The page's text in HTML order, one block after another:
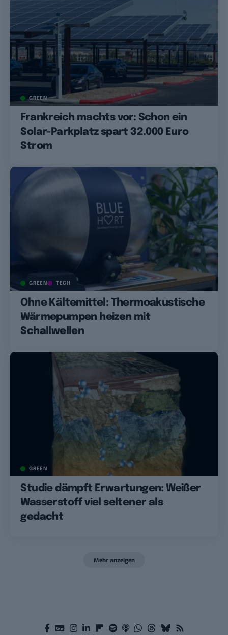
GREEN
Frankreich machts vor: Schon ein
Solar-Parkplatz spart 32.000 Euro
Strom
GREEN TECH
Ohne Kältemittel: Thermoakustische
Wärmepumpen heizen mit
Schallwellen
GREEN
Studie dämpft Erwartungen: Weißer
Wasserstoff viel seltener als
gedacht
Mehr anzeigen